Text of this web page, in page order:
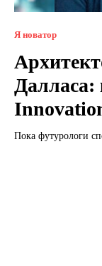
Я новатор
Далласа:
Пока футурологи